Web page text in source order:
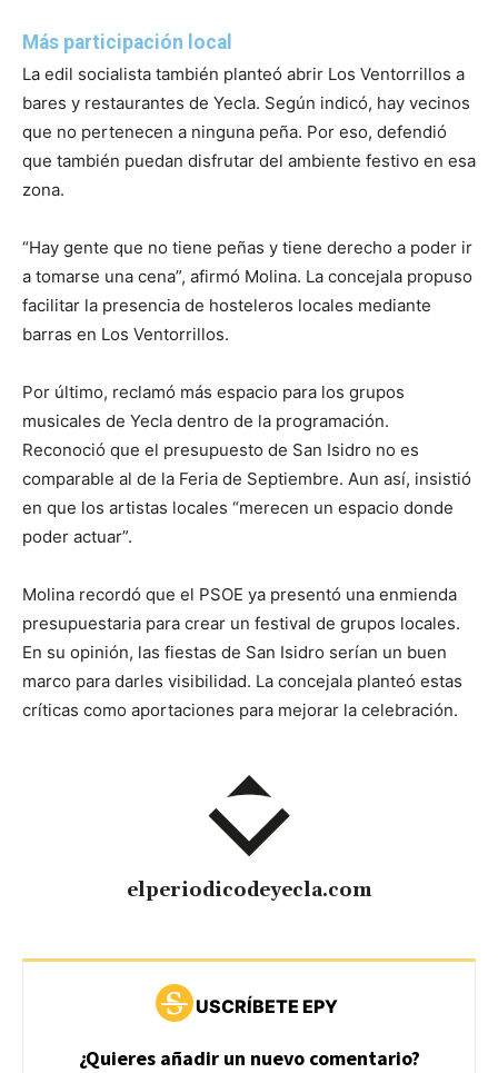
Más participación local
La edil socialista también planteó abrir Los Ventorrillos a
bares y restaurantes de Yecla. Según indicó, hay vecinos
que no pertenecen a ninguna peña. Por eso, defendió
que también puedan disfrutar del ambiente festivo en esa
zona.
“Hay gente que no tiene peñas y tiene derecho a poder ir
a tomarse una cena”, afirmó Molina. La concejala propuso
facilitar la presencia de hosteleros locales mediante
barras en Los Ventorrillos.
Por último, reclamó más espacio para los grupos
musicales de Yecla dentro de la programación.
Reconoció que el presupuesto de San Isidro no es
comparable al de la Feria de Septiembre. Aun así, insistió
en que los artistas locales “merecen un espacio donde
poder actuar”.
Molina recordó que el PSOE ya presentó una enmienda
presupuestaria para crear un festival de grupos locales.
En su opinión, las fiestas de San Isidro serían un buen
marco para darles visibilidad. La concejala planteó estas
críticas como aportaciones para mejorar la celebración.
elperiodicodeyecla.com
USCRÍBETE EPY
¿Quieres añadir un nuevo comentario?